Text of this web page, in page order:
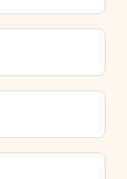
entrega?
específica
uma
ser-lhe-á
expedido, a
o mesmo.
o meu
na